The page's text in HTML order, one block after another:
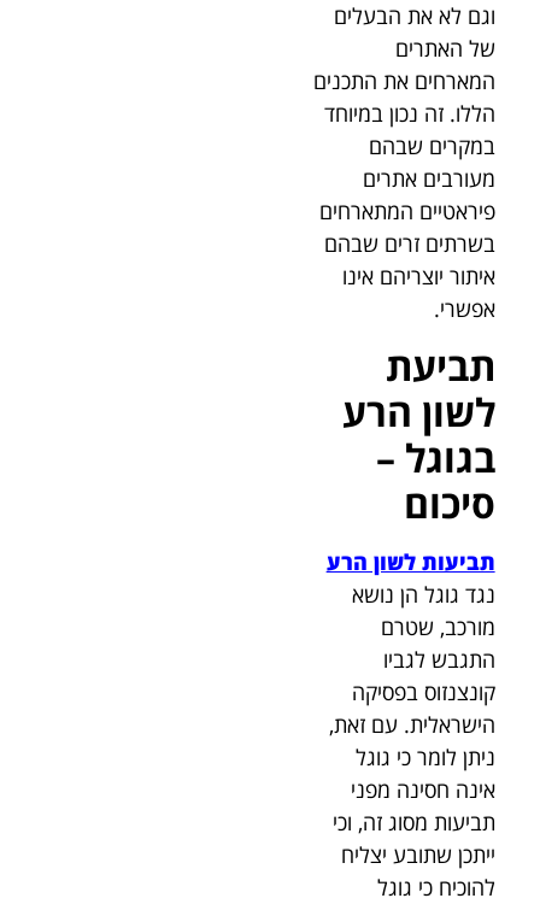
וגם לא את הבעלים
של האתרים
המארחים את התכנים
הללו. זה נכון במיוחד
במקרים שבהם
מעורבים אתרים
פיראטיים המתארחים
בשרתים זרים שבהם
איתור יוצריהם אינו
אפשרי.
תביעת
לשון הרע
בגוגל –
סיכום
תביעות לשון הרע
נגד גוגל הן נושא
מורכב, שטרם
התגבש לגביו
קונצנזוס בפסיקה
הישראלית. עם זאת,
ניתן לומר כי גוגל
אינה חסינה מפני
תביעות מסוג זה, וכי
ייתכן שתובע יצליח
להוכיח כי גוגל